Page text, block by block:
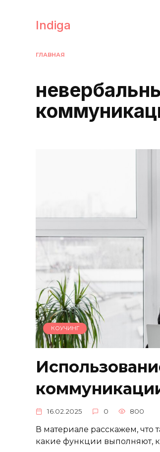
содержаниюIndiga
ГЛАВНАЯ
КОУЧИНГ
16.02.2025 0 800
В материале расскажем,
какие функции выполняют,